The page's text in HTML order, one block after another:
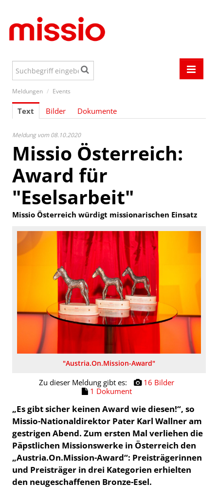
Meldungen
Events
Österreich
Welt
Aktionen
Jugend
Media
Pressekontakt
Meldungen / Events
Text Bilder Dokumente
Meldung vom 08.10.2020
Missio Österreich:
Award für
"Eselsarbeit"
Missio Österreich würdigt missionarischen Einsatz
"Austria.On.Mission-Award"
Zu dieser Meldung gibt es:
16 Bilder
1 Dokument
„Es gibt sicher keinen Award wie diesen!“, so
Missio-Nationaldirektor Pater Karl Wallner am
gestrigen Abend. Zum ersten Mal verliehen die
Päpstlichen Missionswerke in Österreich den
„Austria.On.Mission-Award“: Preisträgerinnen
und Preisträger in drei Kategorien erhielten
den neugeschaffenen Bronze-Esel.